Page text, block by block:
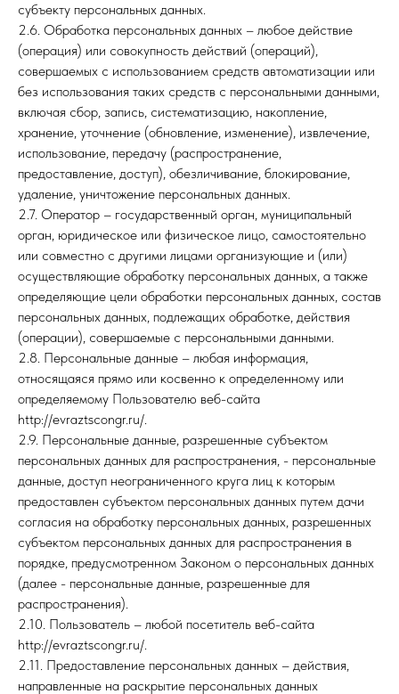
субъекту персональных данных.
2.6. Обработка персональных данных – любое действие
(операция) или совокупность действий (операций),
совершаемых с использованием средств автоматизации или
без использования таких средств с персональными данными,
включая сбор, запись, систематизацию, накопление,
хранение, уточнение (обновление, изменение), извлечение,
использование, передачу (распространение,
предоставление, доступ), обезличивание, блокирование,
удаление, уничтожение персональных данных.
2.7. Оператор – государственный орган, муниципальный
орган, юридическое или физическое лицо, самостоятельно
или совместно с другими лицами организующие и (или)
осуществляющие обработку персональных данных, а также
определяющие цели обработки персональных данных, состав
персональных данных, подлежащих обработке, действия
(операции), совершаемые с персональными данными.
2.8. Персональные данные – любая информация,
относящаяся прямо или косвенно к определенному или
определяемому Пользователю веб-сайта
http://evraztscongr.ru/.
2.9. Персональные данные, разрешенные субъектом
персональных данных для распространения, - персональные
данные, доступ неограниченного круга лиц к которым
предоставлен субъектом персональных данных путем дачи
согласия на обработку персональных данных, разрешенных
субъектом персональных данных для распространения в
порядке, предусмотренном Законом о персональных данных
(далее - персональные данные, разрешенные для
распространения).
2.10. Пользователь – любой посетитель веб-сайта
http://evraztscongr.ru/.
2.11. Предоставление персональных данных – действия,
направленные на раскрытие персональных данных